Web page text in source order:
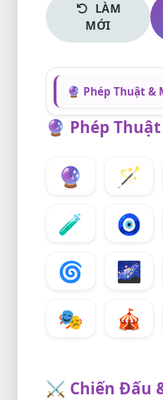
LÀM
MỚI
🔮 Phép Thuật &
🔮 Phép
🔮 🪄
🧪
🧿
🌀
🌌
🎭
🎪
⚔️ Chiến Đấu